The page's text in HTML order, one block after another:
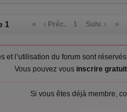
1 « ‹ Préc. 1 Suiv. › »
et l’utilisation du forum sont
Vous pouvez vous inscrire
Si vous êtes déjà membre,